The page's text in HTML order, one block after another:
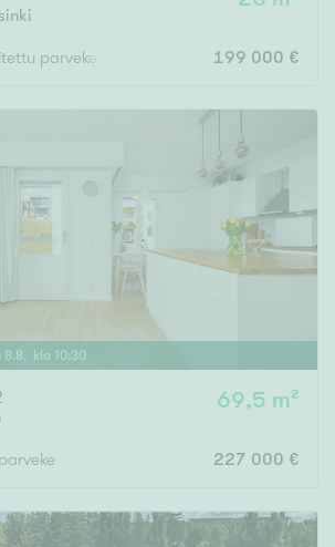
parveke 199 000 €
8 . 8 . klo 10:30
69,5 m²
227 000 €